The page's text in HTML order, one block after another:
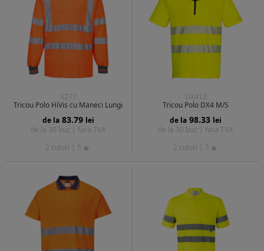
S277
Tricou Polo HiVis cu Maneci Lungi
de la 83.79 lei
de la 30 buc | fara TVA
2 culori
| 5
DX412
Tricou Polo DX4 M/S
de la 98.33 lei
de la 30 buc | fara TVA
2 culori
| 3